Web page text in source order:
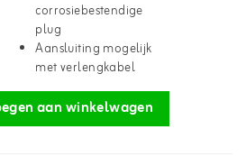
corrosiebestendige
plug
Aansluiting mogelijk
met verlengkabel
aan winkelwagen